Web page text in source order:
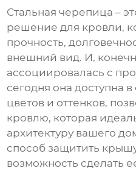
Стальная черепица –
решение для кровли,
прочность,
внешний вид. И,
ассоциировалась с
сегодня она доступна
цветов и оттенков,
кровлю, которая
архитектуру вашего
способ защитить
возможность сделать